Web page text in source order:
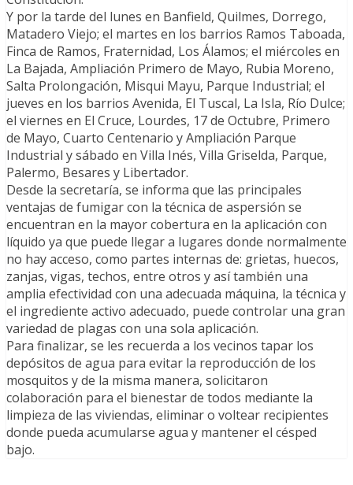
Y por la tarde del lunes en Banfield, Quilmes, Dorrego,
Matadero Viejo; el martes en los barrios Ramos Taboada,
Finca de Ramos, Fraternidad, Los Álamos; el miércoles en
La Bajada, Ampliación Primero de Mayo, Rubia Moreno,
Salta Prolongación, Misqui Mayu, Parque Industrial; el
jueves en los barrios Avenida, El Tuscal, La Isla, Río Dulce;
el viernes en El Cruce, Lourdes, 17 de Octubre, Primero
de Mayo, Cuarto Centenario y Ampliación Parque
Industrial y sábado en Villa Inés, Villa Griselda, Parque,
Palermo, Besares y Libertador.
Desde la secretaría, se informa que las principales
ventajas de fumigar con la técnica de aspersión se
encuentran en la mayor cobertura en la aplicación con
líquido ya que puede llegar a lugares donde normalmente
no hay acceso, como partes internas de: grietas, huecos,
zanjas, vigas, techos, entre otros y así también una
amplia efectividad con una adecuada máquina, la técnica y
el ingrediente activo adecuado, puede controlar una gran
variedad de plagas con una sola aplicación.
Para finalizar, se les recuerda a los vecinos tapar los
depósitos de agua para evitar la reproducción de los
mosquitos y de la misma manera, solicitaron
colaboración para el bienestar de todos mediante la
limpieza de las viviendas, eliminar o voltear recipientes
donde pueda acumularse agua y mantener el césped
bajo.